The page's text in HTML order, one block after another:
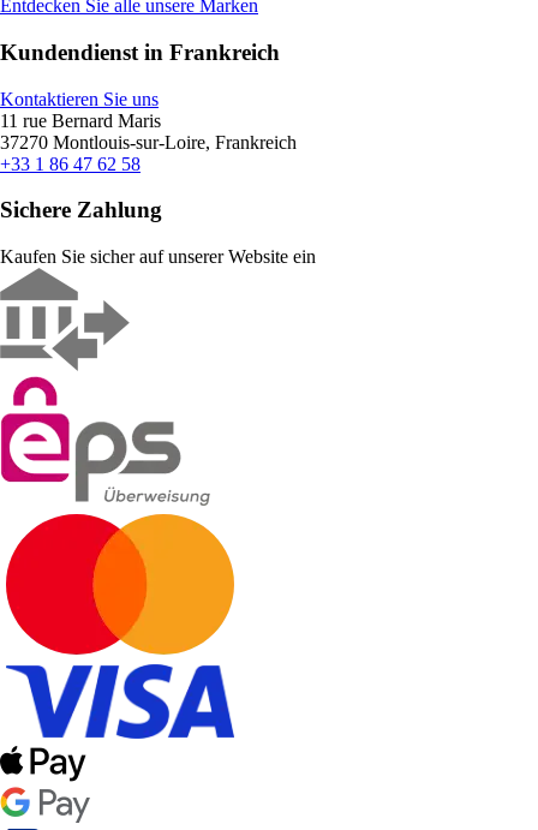
Entdecken Sie alle unsere Marken
Kundendienst in Frankreich
Kontaktieren Sie uns
11 rue Bernard Maris
37270 Montlouis-sur-Loire, Frankreich
+33 1 86 47 62 58
Sichere Zahlung
Kaufen Sie sicher auf unserer Website ein